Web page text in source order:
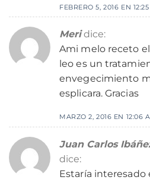
FEBRERO 5, 2016 EN
Meri dice:
Ami melo receto
leo es un
envegecimiento
esplicara. Gracias
MARZO 2, 2016 EN 12:06
Juan Carlos
dice:
Estaría